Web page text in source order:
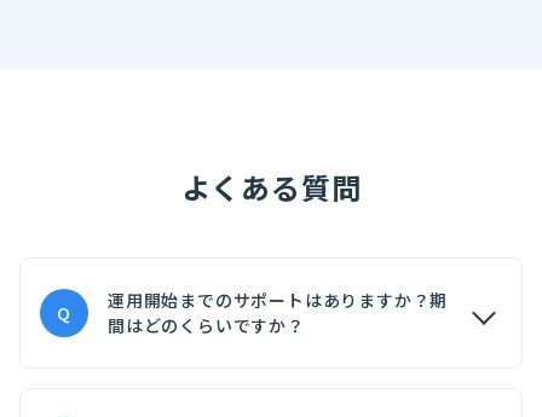
よくある質問
Q
運用開始までのサポートはありますか？期
間はどのくらいですか？